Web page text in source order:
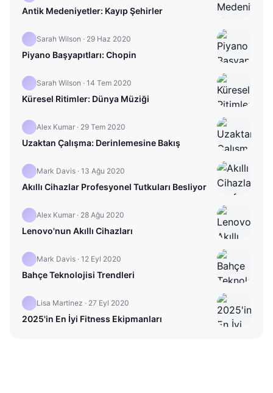
Antik Medeniyetler: Kayıp Şehirler
Sarah Wilson · 29 Haz 2020
Piyano Başyapıtları: Chopin
Sarah Wilson · 14 Tem 2020
Küresel Ritimler: Dünya Müziği
Alex Kumar · 29 Tem 2020
Uzaktan Çalışma: Derinlemesine Bakış
Mark Davis · 13 Ağu 2020
Akıllı Cihazlar Profesyonel Tutkuları Besliyor
Alex Kumar · 28 Ağu 2020
Lenovo'nun Akıllı Cihazları
Mark Davis · 12 Eyl 2020
Bahçe Teknolojisi Trendleri
Lisa Martinez · 27 Eyl 2020
2025'in En İyi Fitness Ekipmanları